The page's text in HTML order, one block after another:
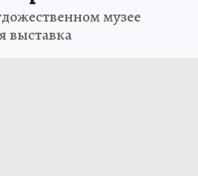
музее
выставка